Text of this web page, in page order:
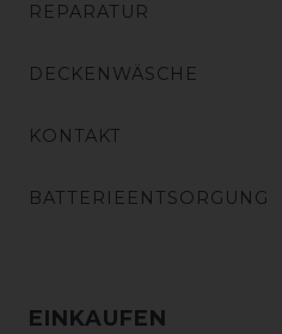
REPARATUR
DECKENWÄSCHE
KONTAKT
BATTERIEENTSORGUNG
EINKAUFEN